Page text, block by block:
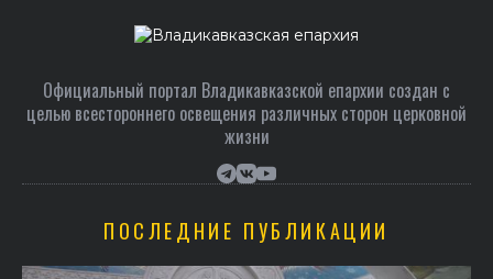
Официальный портал Владикавказской епархии создан c
целью всестороннего освещения различных сторон церковной
жизни
ПОСЛЕДНИЕ ПУБЛИКАЦИИ